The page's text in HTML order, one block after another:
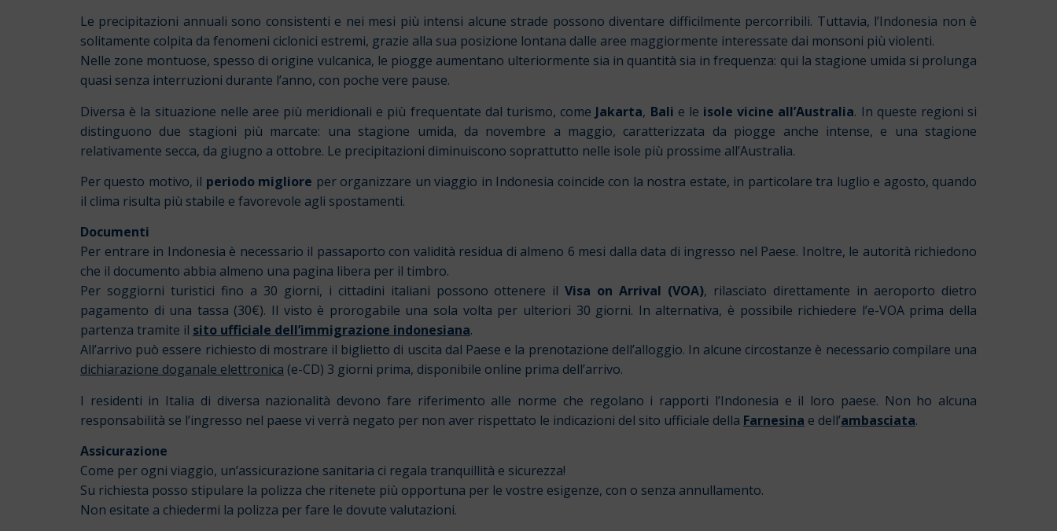
Le precipitazioni annuali sono consistenti e nei mesi più intensi alcune strade possono diventare difficilmente percorribili. Tuttavia, l’Indonesia non è
solitamente colpita da fenomeni ciclonici estremi, grazie alla sua posizione lontana dalle aree maggiormente interessate dai monsoni più violenti.
Nelle zone montuose, spesso di origine vulcanica, le piogge aumentano ulteriormente sia in quantità sia in frequenza: qui la stagione umida si prolunga
quasi senza interruzioni durante l’anno, con poche vere pause.
Diversa è la situazione nelle aree più meridionali e più frequentate dal turismo, come Jakarta, Bali e le isole vicine all’Australia. In queste regioni si
distinguono due stagioni più marcate: una stagione umida, da novembre a maggio, caratterizzata da piogge anche intense, e una stagione
relativamente secca, da giugno a ottobre. Le precipitazioni diminuiscono soprattutto nelle isole più prossime all’Australia.
Per questo motivo, il periodo migliore per organizzare un viaggio in Indonesia coincide con la nostra estate, in particolare tra luglio e agosto, quando
il clima risulta più stabile e favorevole agli spostamenti.
Documenti
Per entrare in Indonesia è necessario il passaporto con validità residua di almeno 6 mesi dalla data di ingresso nel Paese. Inoltre, le autorità richiedono
che il documento abbia almeno una pagina libera per il timbro.
Per soggiorni turistici fino a 30 giorni, i cittadini italiani possono ottenere ilVisa on Arrival (VOA), rilasciato direttamente in aeroporto dietro
pagamento di una tassa (30€). Il visto è prorogabile una sola volta per ulteriori 30 giorni. In alternativa, è possibile richiedere l’e-VOA prima della
partenza tramite il sito ufficiale dell’immigrazione indonesiana.
All’arrivo può essere richiesto di mostrare il biglietto di uscita dal Paese e la prenotazione dell’alloggio. In alcune circostanze è necessario compilare una
dichiarazione doganale elettronica (e-CD) 3 giorni prima, disponibile online prima dell’arrivo.
I residenti in Italia di diversa nazionalità devono fare riferimento alle norme che regolano i rapporti l’Indonesia e il loro paese. Non ho alcuna
responsabilità se l’ingresso nel paese vi verrà negato per non aver rispettato le indicazioni del sito ufficiale della Farnesina e dell’ambasciata.
Assicurazione
Come per ogni viaggio, un’assicurazione sanitaria ci regala tranquillità e sicurezza!
Su richiesta posso stipulare la polizza che ritenete più opportuna per le vostre esigenze, con o senza annullamento.
Non esitate a chiedermi la polizza per fare le dovute valutazioni.